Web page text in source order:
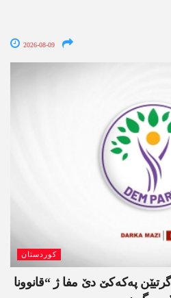
2026-08-09
کوردستان
پارتی: 3 ھەزار و 900 گرتیێن پەکەکێ دێ مفا ژ “قانوونا